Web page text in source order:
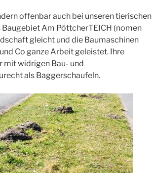
offenbar auch bei unseren tierischen
Am PöttcherTEICH (nomen
gleicht und die Baumaschinen
Co ganze Arbeit geleistet. Ihre
mit widrigen Bau- und
als Baggerschaufeln.